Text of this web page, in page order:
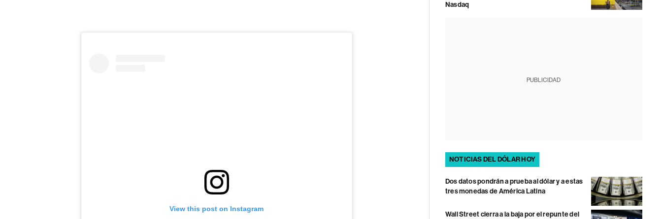
View this post on Instagram
Nasdaq
PUBLICIDAD
NOTICIAS DEL DÓLAR HOY
Dos datos pondrán a prueba al dólar y a estas
tres monedas de América Latina
Wall Street cierra a la baja por el repunte del